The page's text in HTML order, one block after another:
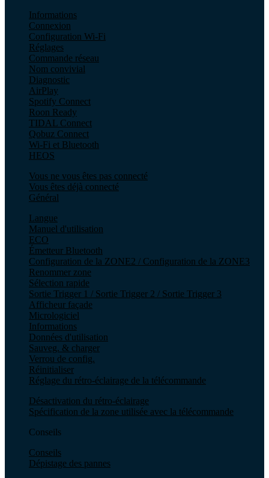
Informations
Connexion
Configuration Wi-Fi
Réglages
Commande réseau
Nom convivial
Diagnostic
AirPlay
Spotify Connect
Roon Ready
TIDAL Connect
Qobuz Connect
Wi-Fi et Bluetooth
HEOS
Vous ne vous êtes pas connecté
Vous êtes déjà connecté
Général
Langue
Manuel d'utilisation
ECO
Émetteur Bluetooth
Configuration de la ZONE2 / Configuration de la ZONE3
Renommer zone
Sélection rapide
Sortie Trigger 1 / Sortie Trigger 2 / Sortie Trigger 3
Afficheur façade
Micrologiciel
Informations
Données d'utilisation
Sauveg. & charger
Verrou de config.
Réinitialiser
Réglage du rétro-éclairage de la télécommande
Désactivation du rétro-éclairage
Spécification de la zone utilisée avec la télécommande
Conseils
Conseils
Dépistage des pannes